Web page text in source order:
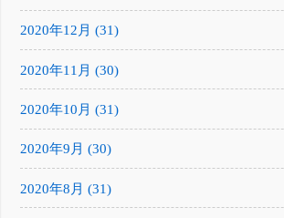
2020年12月 (31)
2020年11月 (30)
2020年10月 (31)
2020年9月 (30)
2020年8月 (31)